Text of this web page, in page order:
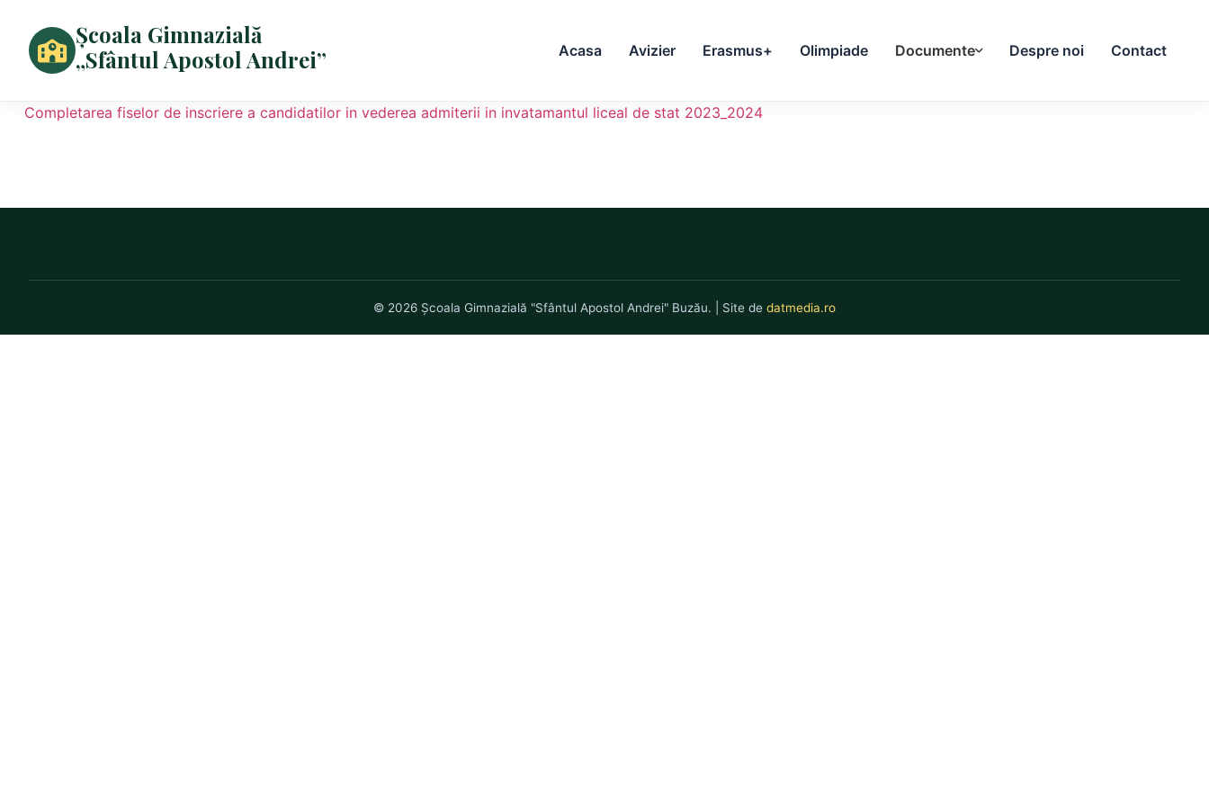
Școala Gimnazială
„Sfântul Apostol Andrei”
Acasa Avizier Erasmus+ Olimpiade Documente Despre noi Contact
Completarea fiselor de inscriere a candidatilor in vederea admiterii in invatamantul liceal de stat 2023_2024
© 2026 Școala Gimnazială "Sfântul Apostol Andrei" Buzău. | Site de datmedia.ro